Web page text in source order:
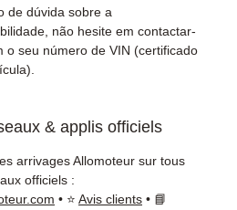
(Fedex /
/ DB Schenker)
ao cliente reativo por
nos no+33 6 38 71 66 54
disponível) — Segunda
9h-18h.
de dúvida sobre a
não hesite em contactar-
o seu número de VIN (certificado
& applis officiels
arrivages Allomoteur sur tous
officiels :
• ⭐ Avis clients • 📘